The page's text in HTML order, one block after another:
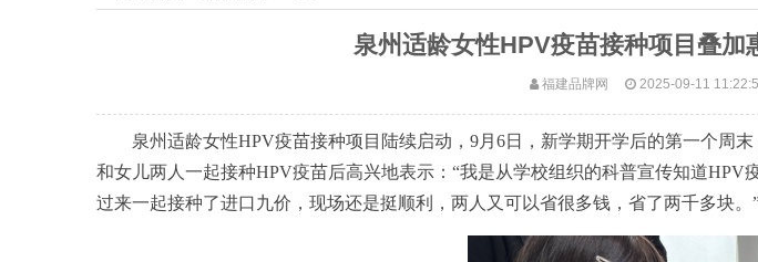
泉州适龄女性HPV疫苗接种项目叠
福建品牌网 2025-09-11
泉州适龄女性HPV疫苗接种项目陆续启动，9月6日，新学期开学后的第一个周
和女儿两人一起接种HPV疫苗后高兴地表示：“我是从学校组织的科普宣传知道
过来一起接种了进口九价，现场还是挺顺利，两人又可以省很多钱，省了两千多块。